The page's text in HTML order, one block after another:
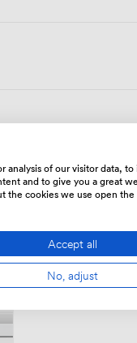
analysis of our visitor data,
and to give you a great
the cookies we use open the
Accept all
No, adjust